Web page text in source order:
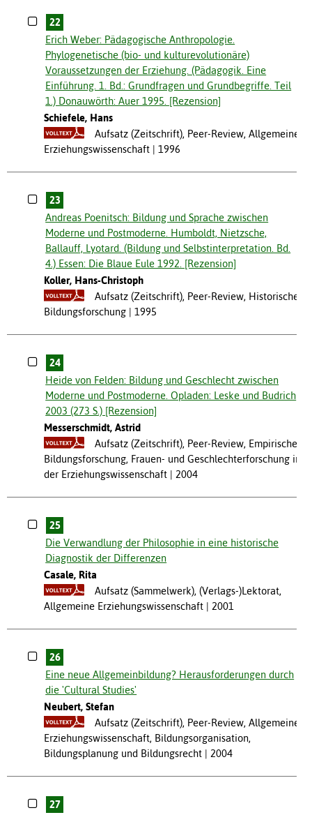
22
Erich Weber: Pädagogische Anthropologie.
Phylogenetische (bio- und kulturevolutionäre)
Voraussetzungen der Erziehung. (Pädagogik. Eine
Einführung. 1. Bd.: Grundfragen und Grundbegriffe. Teil
1.) Donauwörth: Auer 1995. [Rezension]
Schiefele, Hans
Aufsatz (Zeitschrift), Peer-Review, Allgemeine
Erziehungswissenschaft
1996
23
Andreas Poenitsch: Bildung und Sprache zwischen
Moderne und Postmoderne. Humboldt, Nietzsche,
Ballauff, Lyotard. (Bildung und Selbstinterpretation. Bd.
4.) Essen: Die Blaue Eule 1992. [Rezension]
Koller, Hans-Christoph
Aufsatz (Zeitschrift), Peer-Review, Historische
Bildungsforschung
1995
24
Heide von Felden: Bildung und Geschlecht zwischen
Moderne und Postmoderne. Opladen: Leske und Budrich
2003 (273 S.) [Rezension]
Messerschmidt, Astrid
Aufsatz (Zeitschrift), Peer-Review, Empirische
Bildungsforschung, Frauen- und Geschlechterforschung in
der Erziehungswissenschaft
2004
25
Die Verwandlung der Philosophie in eine historische
Diagnostik der Differenzen
Casale, Rita
Aufsatz (Sammelwerk), (Verlags-)Lektorat,
Allgemeine Erziehungswissenschaft
2001
26
Eine neue Allgemeinbildung? Herausforderungen durch
die 'Cultural Studies'
Neubert, Stefan
Aufsatz (Zeitschrift), Peer-Review, Allgemeine
Erziehungswissenschaft, Bildungsorganisation,
Bildungsplanung und Bildungsrecht
2004
27